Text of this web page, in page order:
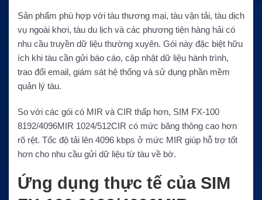
Sản phẩm phù hợp với tàu thương mại, tàu vận tải, tàu dịch
vụ ngoài khơi, tàu du lịch và các phương tiện hàng hải có
nhu cầu truyền dữ liệu thường xuyên. Gói này đặc biệt hữu
ích khi tàu cần gửi báo cáo, cập nhật dữ liệu hành trình,
trao đổi email, giám sát hệ thống và sử dụng phần mềm
quản lý tàu.
So với các gói có MIR và CIR thấp hơn, SIM FX-100
8192/4096MIR 1024/512CIR có mức băng thông cao hơn
rõ rệt. Tốc độ tải lên 4096 kbps ở mức MIR giúp hỗ trợ tốt
hơn cho nhu cầu gửi dữ liệu từ tàu về bờ.
Ứng dụng thực tế của SIM